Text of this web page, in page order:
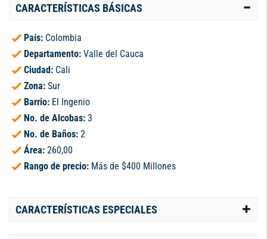
CARACTERÍSTICAS BÁSICAS
País: Colombia
Departamento: Valle del Cauca
Ciudad: Cali
Zona: Sur
Barrio: El Ingenio
No. de Alcobas: 3
No. de Baños: 2
Área: 260,00
Rango de precio: Más de $400 Millones
CARACTERÍSTICAS ESPECIALES